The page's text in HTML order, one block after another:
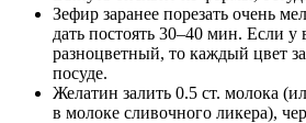
Зефир заранее порезать очень
дать постоять 30–40 мин. Если у
разноцветный, то каждый цвет
посуде.
Желатин залить 0.5 ст. молока
в молоке сливочного ликера),